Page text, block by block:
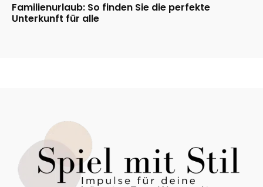
Familienurlaub: So finden Sie die perfekte
Unterkunft für alle